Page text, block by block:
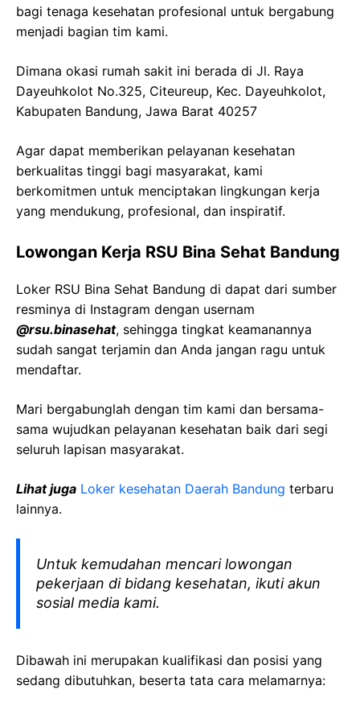
bagi tenaga kesehatan profesional untuk bergabung
menjadi bagian tim kami.
Dimana okasi rumah sakit ini berada di Jl. Raya
Dayeuhkolot No.325, Citeureup, Kec. Dayeuhkolot,
Kabupaten Bandung, Jawa Barat 40257
Agar dapat memberikan pelayanan kesehatan
berkualitas tinggi bagi masyarakat, kami
berkomitmen untuk menciptakan lingkungan kerja
yang mendukung, profesional, dan inspiratif.
Lowongan Kerja RSU Bina Sehat Bandung
Loker RSU Bina Sehat Bandung di dapat dari sumber
resminya di Instagram dengan usernam
@rsu.binasehat, sehingga tingkat keamanannya
sudah sangat terjamin dan Anda jangan ragu untuk
mendaftar.
Mari bergabunglah dengan tim kami dan bersama-
sama wujudkan pelayanan kesehatan baik dari segi
seluruh lapisan masyarakat.
Lihat juga Loker kesehatan Daerah Bandung terbaru
lainnya.
Untuk kemudahan mencari lowongan
pekerjaan di bidang kesehatan, ikuti akun
sosial media kami.
Dibawah ini merupakan kualifikasi dan posisi yang
sedang dibutuhkan, beserta tata cara melamarnya: